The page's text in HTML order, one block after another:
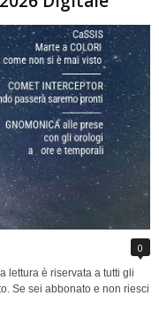
0
lettura è riservata a tutti gli
Se sei abbonato e non riesci